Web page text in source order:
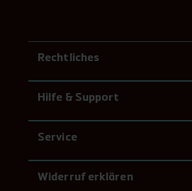
Rechtliches
Hilfe & Support
Service
Widerruf erklären